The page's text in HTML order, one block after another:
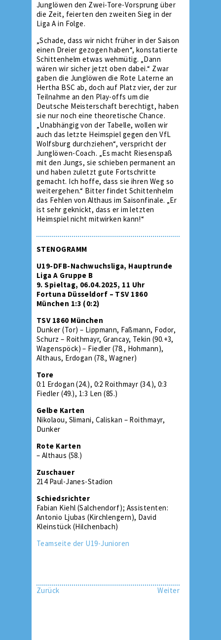
Junglöwen den Zwei-Tore-Vorsprung über
die Zeit, feierten den zweiten Sieg in der
Liga A in Folge.
„Schade, dass wir nicht früher in der Saison
einen Dreier gezogen haben“, konstatierte
Schittenhelm etwas wehmütig. „Dann
wären wir sicher jetzt oben dabei.“ Zwar
gaben die Junglöwen die Rote Laterne an
Hertha BSC ab, doch auf Platz vier, der zur
Teilnahme an den Play-offs um die
Deutsche Meisterschaft berechtigt, haben
sie nur noch eine theoretische Chance.
„Unabhängig von der Tabelle, wollen wir
auch das letzte Heimspiel gegen den VfL
Wolfsburg durchziehen“, verspricht der
Junglöwen-Coach. „Es macht Riesenspaß
mit den Jungs, sie schieben permanent an
und haben zuletzt gute Fortschritte
gemacht. Ich hoffe, dass sie ihren Weg so
weitergehen.“ Bitter findet Schittenhelm
das Fehlen von Althaus im Saisonfinale. „Er
ist sehr geknickt, dass er im letzten
Heimspiel nicht mitwirken kann!“
STENOGRAMM
U19-DFB-Nachwuchsliga, Hauptrunde
Liga A Gruppe B
9. Spieltag, 06.04.2025, 11 Uhr
Fortuna Düsseldorf – TSV 1860
München 1:3 (0:2)
TSV 1860 München
Dunker (Tor) – Lippmann, Faßmann, Fodor,
Schurz – Roithmayr, Grancay, Tekin (90.+3,
Wagenspöck) – Fiedler (78., Hohmann),
Althaus, Erdogan (78., Wagner)
Tore
0:1 Erdogan (24.), 0:2 Roithmayr (34.), 0:3
Fiedler (49.), 1:3 Len (85.)
Gelbe Karten
Nikolaou, Slimani, Caliskan – Roithmayr,
Dunker
Rote Karten
– Althaus (58.)
Zuschauer
214 Paul-Janes-Stadion
Schiedsrichter
Fabian Kiehl (Salchendorf); Assistenten:
Antonio Ljubas (Kirchlengern), David
Kleinstück (Hilchenbach)
Teamseite der U19-Junioren
Zurück Weiter